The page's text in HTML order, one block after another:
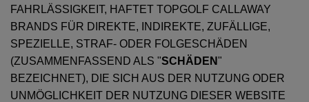
FAHRLÄSSIGKEIT, HAFTET TOPGOLF CALLAWAY
BRANDS FÜR DIREKTE, INDIREKTE, ZUFÄLLIGE,
SPEZIELLE, STRAF- ODER FOLGESCHÄDEN
(ZUSAMMENFASSEND ALS "SCHÄDEN"
BEZEICHNET), DIE SICH AUS DER NUTZUNG ODER
UNMÖGLICHKEIT DER NUTZUNG DIESER WEBSITE